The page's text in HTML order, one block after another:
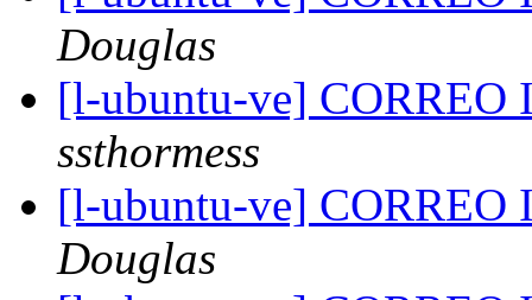
Douglas
[l-ubuntu-ve]
ssthormess
[l-ubuntu-ve]
Douglas